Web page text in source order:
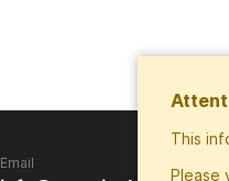
This
Please
Email